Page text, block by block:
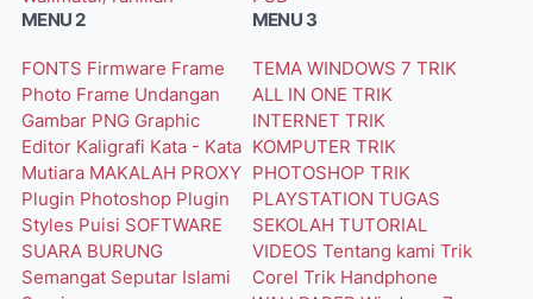
MENU 2
FONTS Firmware Frame
Photo Frame Undangan
Gambar PNG Graphic
Editor Kaligrafi Kata - Kata
Mutiara MAKALAH PROXY
Plugin Photoshop Plugin
Styles Puisi SOFTWARE
SUARA BURUNG
Semangat Seputar Islami
MENU 3
TEMA WINDOWS 7 TRIK
ALL IN ONE TRIK
INTERNET TRIK
KOMPUTER TRIK
PHOTOSHOP TRIK
PLAYSTATION TUGAS
SEKOLAH TUTORIAL
VIDEOS Tentang kami Trik
Corel Trik Handphone